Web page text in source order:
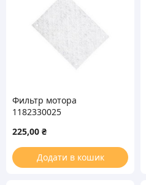
Фильтр мотора
1182330025
пылесоса Electrolux
225,00 ₴
Додати в кошик